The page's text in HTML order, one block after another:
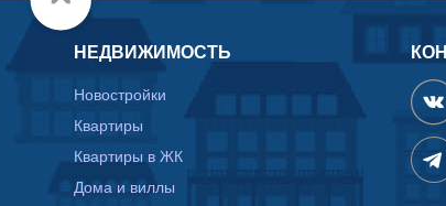
НЕДВИЖИМОСТЬ
Новостройки
Квартиры
Квартиры в ЖК
Дома и виллы